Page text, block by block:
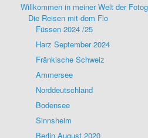
Willkommen in meiner Welt der
Die Reisen mit dem Flo
Füssen 2024 /25
Harz September 2024
Fränkische Schweiz
Ammersee
Norddeutschland
Bodensee
Sinnsheim
Berlin August 2020